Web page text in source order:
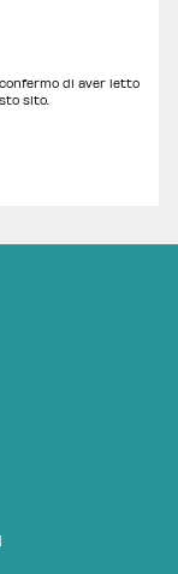
di aver letto
sito.